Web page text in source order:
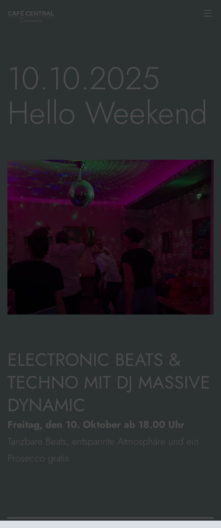
Zum
10.10.2025
Hello Weekend
ELECTRONIC BEATS &
TECHNO MIT DJ MASSIVE
DYNAMIC
Freitag, den 10. Oktober ab 18.00 Uhr
Tanzbare Beats, entspannte Atmosphäre und ein
Prosecco gratis.